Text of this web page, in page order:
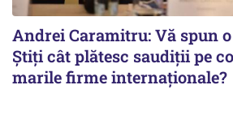
Andrei Caramitru: Vă spun
Știți cât plătesc saudiții pe
marile firme internaționale?